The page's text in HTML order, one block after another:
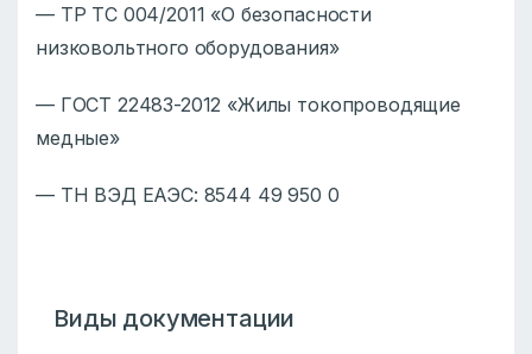
— ТР ТС 004/2011 «О безопасности
низковольтного оборудования»
— ГОСТ 22483-2012 «Жилы токопроводящие
медные»
— ТН ВЭД ЕАЭС: 8544 49 950 0
Виды документации